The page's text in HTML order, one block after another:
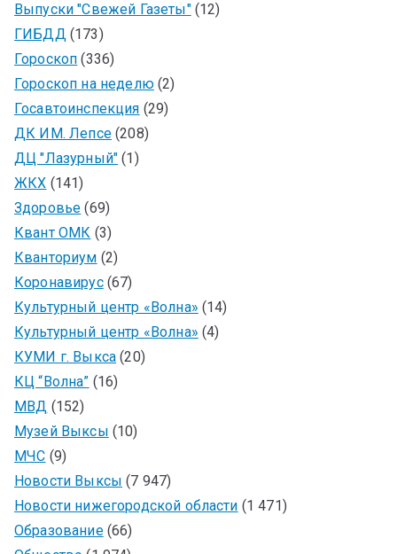
Выпуски "Свежей Газеты"(12)
ГИБДД(173)
Гороскоп (336)
Гороскоп на неделю(2)
Госавтоинспекция (29)
ДК ИМ. Лепсе(208)
ДЦ "Лазурный" (1)
ЖКХ (141)
Здоровье (69)
Квант ОМК (3)
Кванториум (2)
Коронавирус(67)
Культурный центр «Волна» (14)
Культурный центр «Волна» (4)
КУМИ г. Выкса (20)
КЦ “Волна” (16)
МВД (152)
Музей Выксы (10)
МЧС (9)
Новости Выксы (7 947)
Новости нижегородской области (1 471)
Образование(66)